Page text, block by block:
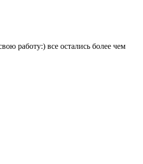
работу:) все остались более чем